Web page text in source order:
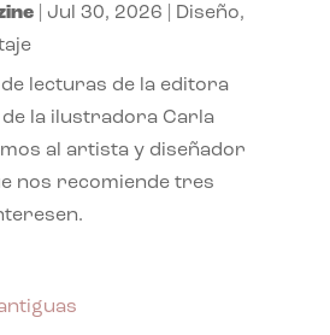
| Jul 30, 2026 Diseño,
lecturas de la editora
de la ilustradora Carla
al artista y diseñador
nos recomiende tres